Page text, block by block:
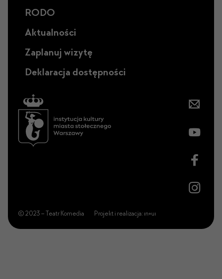
RODO
Aktualności
Zaplanuj wizytę
Deklaracja dostępności
© 2023 – Teatr Komedia Projekt i realizacja:ın+uı